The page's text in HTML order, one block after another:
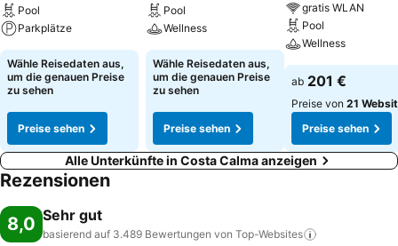
Pool
Parkplätze
Wähle Reisedaten aus,
um die genauen Preise
zu sehen
Preise sehen
Pool
Wellness
Wähle Reisedaten aus,
um die genauen Preise
zu sehen
Preise sehen
gratis WLAN
Pool
Wellness
ab 201 €
Preise von 21
Preise sehen
Alle Unterkünfte in Costa Calma anzeigen
Rezensionen
8,0 Sehr gut
basierend auf 3.489 Bewertungen von Top-Websites